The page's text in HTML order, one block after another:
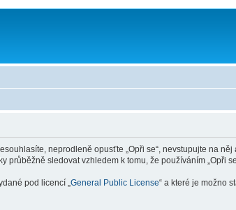
neprodleně opusťte „Opři se“, nevstupujte na
sledovat vzhledem k tomu, že používáním „Opři
pod licencí „ General Public License“ a které je možno